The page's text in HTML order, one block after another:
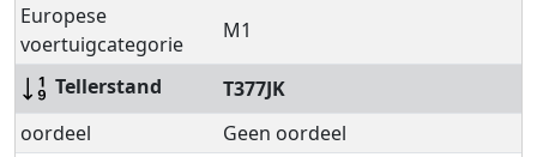
Europese
voertuigcategorie
M1
Tellerstand
T377JK
oordeel
Geen oordeel